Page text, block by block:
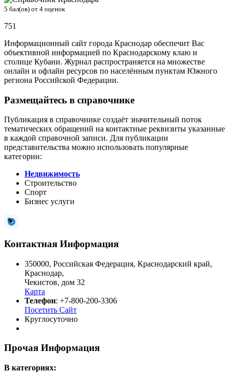
5 бал(ов) от 4 оценок
751
Информационный сайт города Краснодар обеспечит Вас
объективной информацией по Краснодарскому клаю и
столице Кубани. Журнал распространяется на множестве
онлайн и офлайн ресурсов по населённым пунктам Южного
региона Российской Федерации.
Размещайтесь в справочнике
Публикация в справочнике создаёт значительный поток
тематических обращений на контактные реквизиты указанные
в каждой справочной записи. Для публикации
представительства можно использовать популярные
категории:
Недвижимость
Строительство
Спорт
Бизнес услуги
Контактная Информация
350000, Российская Федерация, Краснодарский край,
Краснодар,
Чекистов, дом 32
Карта
Телефон: +7-800-200-3306
Посетить Сайт
Круглосуточно
Прочая Информация
В категориях: